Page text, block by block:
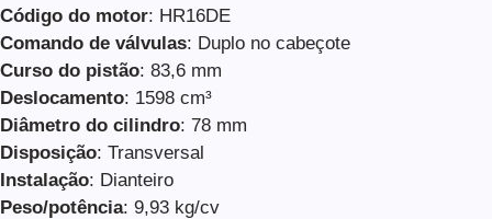
Código do motor: HR16DE
Comando de válvulas: Duplo no cabeçote
Curso do pistão: 83,6 mm
Deslocamento: 1598 cm³
Diâmetro do cilindro: 78 mm
Disposição: Transversal
Instalação: Dianteiro
Peso/potência: 9,93 kg/cv